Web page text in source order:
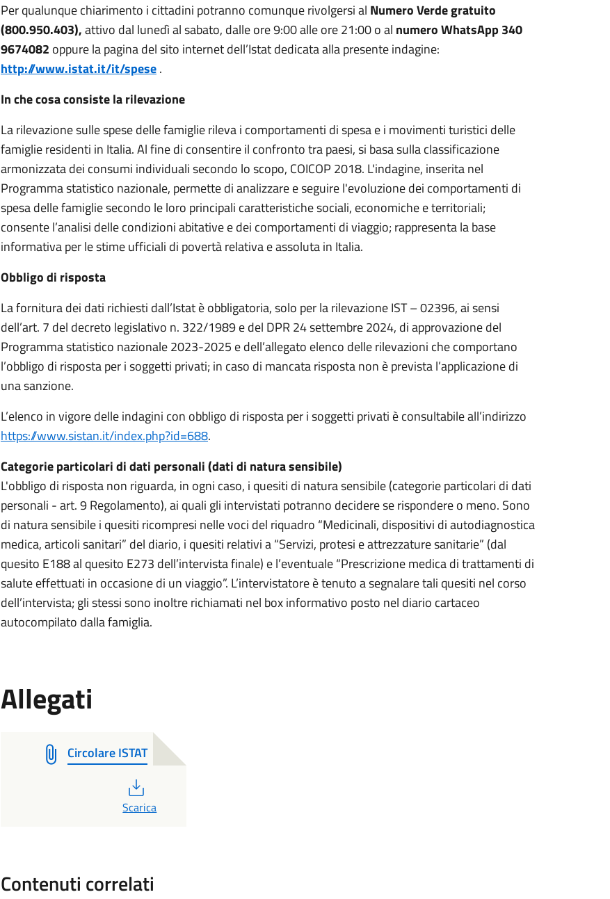
Per qualunque chiarimento i cittadini potranno comunque rivolgersi al Numero Verde gratuito
(800.950.403),attivo dal lunedì al sabato, dalle ore 9:00 alle ore 21:00 o al numero WhatsApp 340
9674082 oppure la pagina del sito internet dell’Istat dedicata alla presente indagine:
http://www.istat.it/it/spese.
In che cosa consiste la rilevazione
La rilevazione sulle spese delle famiglie rileva i comportamenti di spesa e i movimenti turistici delle
famiglie residenti in Italia. Al fine di consentire il confronto tra paesi, si basa sulla classificazione
armonizzata dei consumi individuali secondo lo scopo, COICOP 2018. L'indagine, inserita nel
Programma statistico nazionale, permette di analizzare e seguire l'evoluzione dei comportamenti di
spesa delle famiglie secondo le loro principali caratteristiche sociali, economiche e territoriali;
consente l’analisi delle condizioni abitative e dei comportamenti di viaggio; rappresenta la base
informativa per le stime ufficiali di povertà relativa e assoluta in Italia.
Obbligo di risposta
La fornitura dei dati richiesti dall’Istat è obbligatoria, solo per la rilevazione IST – 02396, ai sensi
dell’art. 7 del decreto legislativo n. 322/1989 e del DPR 24 settembre 2024, di approvazione del
Programma statistico nazionale 2023-2025 e dell’allegato elenco delle rilevazioni che comportano
l’obbligo di risposta per i soggetti privati; in caso di mancata risposta non è prevista l’applicazione di
una sanzione.
L’elenco in vigore delle indagini con obbligo di risposta per i soggetti privati è consultabile all’indirizzo
https://www.sistan.it/index.php?id=688.
Categorie particolari di dati personali (dati di natura sensibile)
L'obbligo di risposta non riguarda, in ogni caso, i quesiti di natura sensibile (categorie particolari di dati
personali - art. 9 Regolamento), ai quali gli intervistati potranno decidere se rispondere o meno. Sono
di natura sensibile i quesiti ricompresi nelle voci del riquadro “Medicinali, dispositivi di autodiagnostica
medica, articoli sanitari” del diario, i quesiti relativi a “Servizi, protesi e attrezzature sanitarie” (dal
quesito E188 al quesito E273 dell’intervista finale) e l’eventuale “Prescrizione medica di trattamenti di
salute effettuati in occasione di un viaggio”. L’intervistatore è tenuto a segnalare tali quesiti nel corso
dell’intervista; gli stessi sono inoltre richiamati nel box informativo posto nel diario cartaceo
autocompilato dalla famiglia.
Allegati
Circolare ISTAT
PDF
Scarica
Contenuti correlati